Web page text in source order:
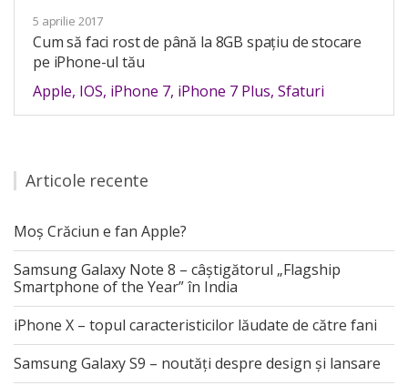
5 aprilie 2017
Cum să faci rost de până la 8GB spațiu de stocare
pe iPhone-ul tău
Apple, IOS, iPhone 7, iPhone 7 Plus, Sfaturi
Articole recente
Moș Crăciun e fan Apple?
Samsung Galaxy Note 8 – câștigătorul „Flagship
Smartphone of the Year” în India
iPhone X – topul caracteristicilor lăudate de către fani
Samsung Galaxy S9 – noutăți despre design și lansare